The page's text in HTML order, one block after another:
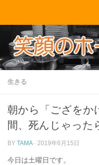
生きる
朝から「ござをか
間、死んじゃった
BY TAMA · 2019年6月15日
今日は土曜日です。